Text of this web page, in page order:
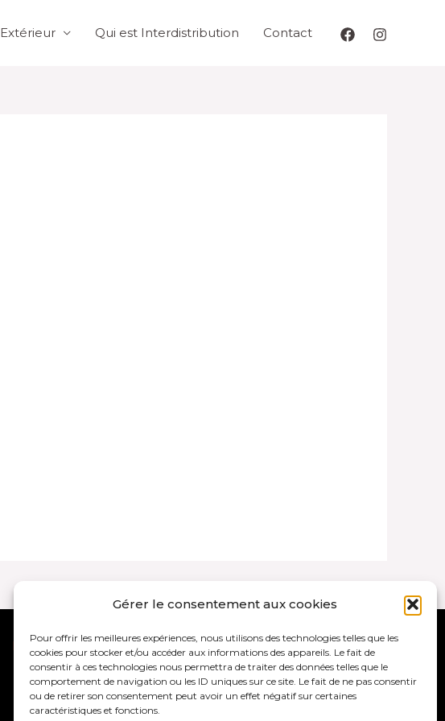
Gérer le consentement aux cookies
Pour offrir les meilleures expériences, nous utilisons des technologies telles que les
cookies pour stocker et/ou accéder aux informations des appareils. Le fait de
consentir à ces technologies nous permettra de traiter des données telles que le
comportement de navigation ou les ID uniques sur ce site. Le fait de ne pas consentir
ou de retirer son consentement peut avoir un effet négatif sur certaines
caractéristiques et fonctions.
Extérieur Qui est Interdistribution Contact
Mentions légales et politique de confidentialité